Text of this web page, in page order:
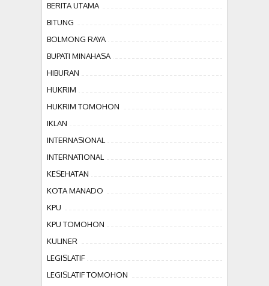
BERITA UTAMA
BITUNG
BOLMONG RAYA
BUPATI MINAHASA
HIBURAN
HUKRIM
HUKRIM TOMOHON
IKLAN
INTERNASIONAL
INTERNATIONAL
KESEHATAN
KOTA MANADO
KPU
KPU TOMOHON
KULINER
LEGISLATIF
LEGISLATIF TOMOHON